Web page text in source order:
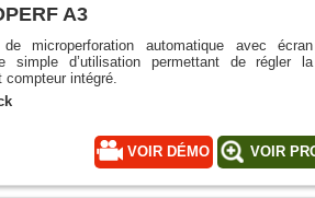
A3
de microperforation automatique avec écran
simple d’utilisation permettant de régler la
intégré.
VOIR DÉMO VOIR